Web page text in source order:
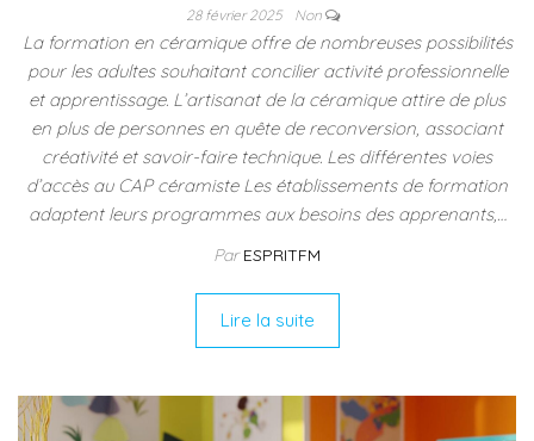
28 février 2025 Non
La formation en céramique offre de nombreuses possibilités
pour les adultes souhaitant concilier activité professionnelle
et apprentissage. L’artisanat de la céramique attire de plus
en plus de personnes en quête de reconversion, associant
créativité et savoir-faire technique. Les différentes voies
d’accès au CAP céramiste Les établissements de formation
adaptent leurs programmes aux besoins des apprenants,…
ParESPRITFM
Lire la suite